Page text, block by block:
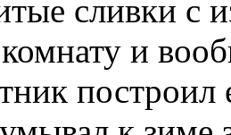
сливки с
и
построил